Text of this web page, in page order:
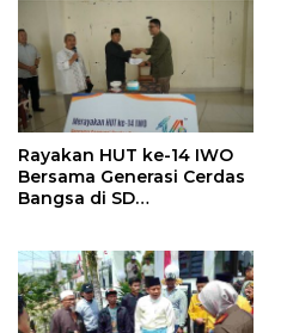
Rayakan HUT ke-14 IWO
Bersama Generasi Cerdas
Bangsa di SD